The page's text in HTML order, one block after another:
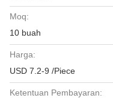
Moq:
10 buah
Harga:
USD 7.2-9 /Piece
Ketentuan Pembayaran: